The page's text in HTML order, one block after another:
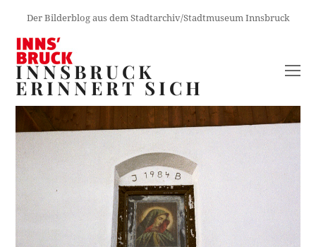
Der Bilderblog aus dem Stadtarchiv/Stadtmuseum Innsbruck
INNSBRUCK
ERINNERT SICH